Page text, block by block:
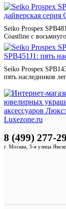
Seiko Prospex
Coastline с
Seiko Prospex
пять наследников
8 (499) 277-
г. Москва, 3-я улица